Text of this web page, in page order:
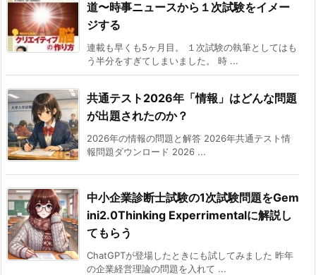
道〜時事ニュースから１次試験をイメー
ジする
連載も早くも5ヶ月目。 １次試験の執筆としてはも
う半分をすぎてしまいました。 時 ...
共通テスト2026年「情報」はどんな問題
が出題されたのか？
2026年の情報の問題と解答 2026年共通テスト情
報問題ダウンロード 2026 ...
中小企業診断士試験の1次試験問題をGem
ini2.0Thinking Experrimentalに解説し
てもらう
ChatGPTが登場したときにも試してみました 昨年
の企業経営理論の問題を入れて ...